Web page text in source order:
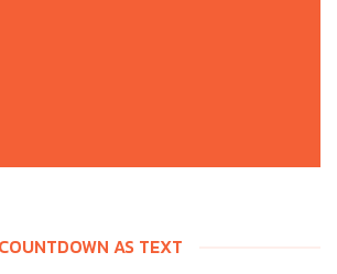
COUNTDOWN AS TEXT